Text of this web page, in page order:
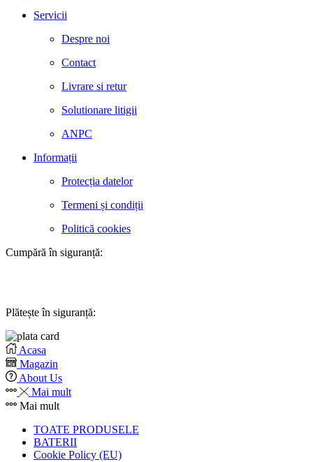
Servicii
Despre noi
Contact
Livrare si retur
Solutionare litigii
ANPC
Informații
Protecția datelor
Termeni și condiții
Politică cookies
Cumpără în siguranță:
Plătește în siguranță:
Acasa
Magazin
About Us
Mai mult
Mai mult
TOATE PRODUSELE
BATERII
Cookie Policy (EU)